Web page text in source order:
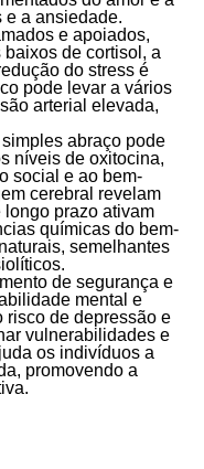
e a ansiedade.
e apoiados,
de cortisol, a
do stress é
pode levar a vários
arterial elevada,
abraço pode
níveis de oxitocina,
social e ao bem-
cerebral revelam
prazo ativam
químicas do bem-
semelhantes
de segurança e
mental e
risco de depressão e
vulnerabilidades e
os indivíduos a
promovendo a